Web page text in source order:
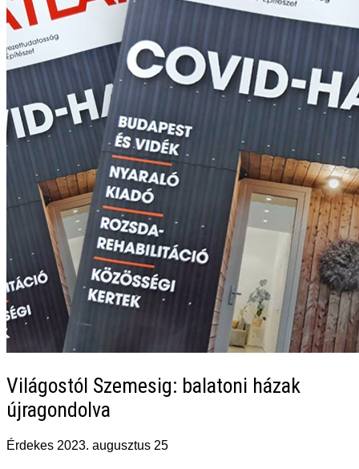
Világostól Szemesig: balatoni házak
újragondolva
Érdekes 2023. augusztus 25